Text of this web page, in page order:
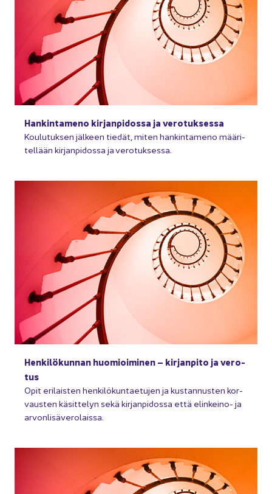
Han­kin­ta­me­no kir­jan­pi­dos­sa ja ve­ro­tuk­ses­sa
Kou­lu­tuk­sen jäl­keen tie­dät, miten han­kin­ta­me­no mää­ri­
tel­lään kir­jan­pi­dos­sa ja ve­ro­tuk­ses­sa.
Hen­ki­lö­kun­nan huo­mioi­mi­nen – kir­jan­pi­to ja ve­ro­
tus
Opit eri­lais­ten hen­ki­lö­kun­tae­tu­jen ja kus­tan­nus­ten kor­
vaus­ten kä­sit­te­lyn sekä kir­jan­pi­dos­sa että elinkeino-​ ja
ar­von­li­sä­ve­ro­lais­sa.